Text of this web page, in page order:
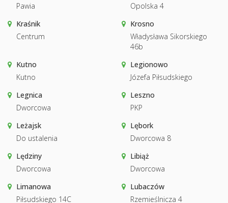
Pawia
Opolska 4
Kraśnik
Centrum
Krosno
Władysława Sikorskiego
46b
Kutno
Kutno
Legionowo
Józefa Piłsudskiego
Legnica
Dworcowa
Leszno
PKP
Leżajsk
Do ustalenia
Lębork
Dworcowa 8
Lędziny
Dworcowa
Libiąż
Dworcowa
Limanowa
Piłsudskiego 14C
Lubaczów
Rzemieślnicza 4